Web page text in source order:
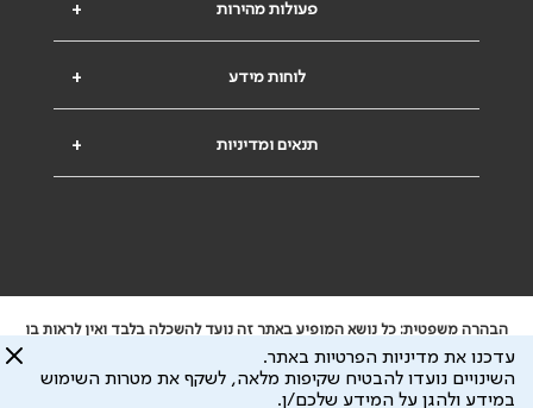
+ פעולות מהירות
+ לוחות מידע
+ תנאים ומדיניות
הבהרה משפטית: כל נושא המופיע באתר זה נועד להשכלה בלבד ואין לראות בו
ייעוץ רפואי או משפטי. אין הר"י אחראית לתוכן המתפרסם באתר זה ולכל נזק
שעלול להיגרם.
ידוע לי שהר"י אוספת ושומרת מידע אישי לצורך מתן השרות וכי חלק ממנו עשוי
עדכנו את מדיניות הפרטיות באתר.
השינויים נועדו להבטיח שקיפות מלאה, לשקף את מטרות השימוש
במידע ולהגן על המידע שלכם/ן.